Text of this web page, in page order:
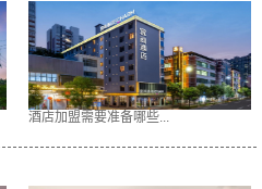
酒店加盟需要准备哪些...